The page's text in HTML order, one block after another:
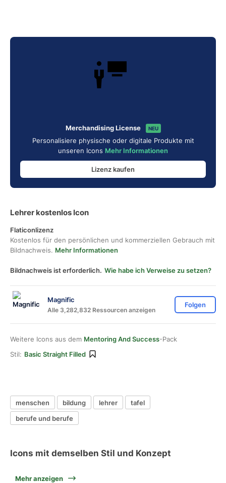
Merchandising License NEU
Personalisiere physische oder digitale Produkte mit
unseren Icons Mehr Informationen
Lizenz kaufen
Lehrer kostenlos Icon
Flaticonlizenz
Kostenlos für den persönlichen und kommerziellen Gebrauch mit
Bildnachweis. Mehr Informationen
Bildnachweis ist erforderlich. Wie habe ich Verweise zu setzen?
Magnific
Alle 3,282,832 Ressourcen anzeigen
Folgen
Weitere Icons aus dem Mentoring And Success-Pack
Stil: Basic Straight Filled
menschen bildung lehrer
tafel
berufe und berufe
Icons mit demselben Stil und Konzept
Mehr anzeigen